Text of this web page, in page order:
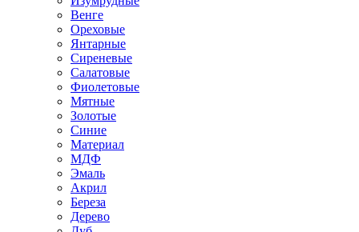
Венге
Ореховые
Янтарные
Сиреневые
Салатовые
Фиолетовые
Мятные
Золотые
Синие
Материал
МДФ
Эмаль
Акрил
Береза
Дерево